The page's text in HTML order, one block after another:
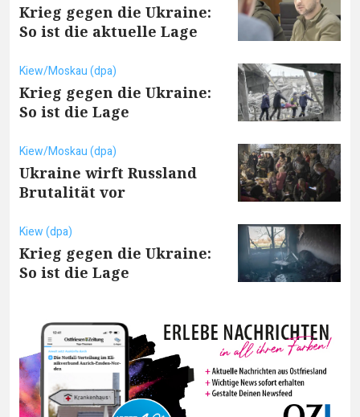
Krieg gegen die Ukraine:
So ist die aktuelle Lage
Kiew/Moskau (dpa)
Krieg gegen die Ukraine:
So ist die Lage
Kiew/Moskau (dpa)
Ukraine wirft Russland
Brutalität vor
Kiew (dpa)
Krieg gegen die Ukraine:
So ist die Lage